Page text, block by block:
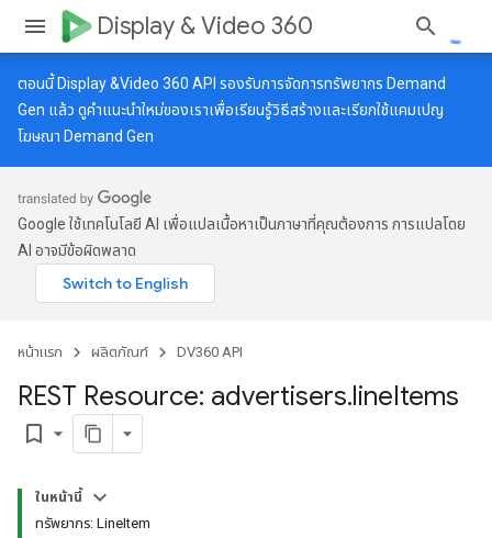
Display & Video 360
ตอนนี้ Display &Video 360 API รองรับการจัดการทรัพยากร Demand
Gen แล้ว ดูคำแนะนำใหม่ของเราเพื่อเรียนรู้วิธีสร้างและเรียกใช้แคมเปญ
โฆษณา Demand Gen
Google ใช้เทคโนโลยี AI เพื่อแปลเนื้อหาเป็นภาษาที่คุณต้องการ การแปลโดย
AI อาจมีข้อผิดพลาด
หน้าแรก ผลิตภัณฑ์ DV360 API
REST Resource: advertisers.lineItems
bookmark_border
ในหน้านี้
ทรัพยากร: LineItem